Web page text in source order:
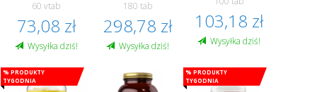
60 vtab
73,08 zł
Wysyłka dziś!
180 tab
298,78 zł
Wysyłka dziś!
103,18 zł
Wysyłka dziś!
% Produkty
tygodnia
% Produkty
tygodnia